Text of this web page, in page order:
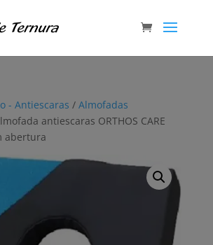
- Antiescaras / Almofadas
antiescaras ORTHOS CARE
abertura